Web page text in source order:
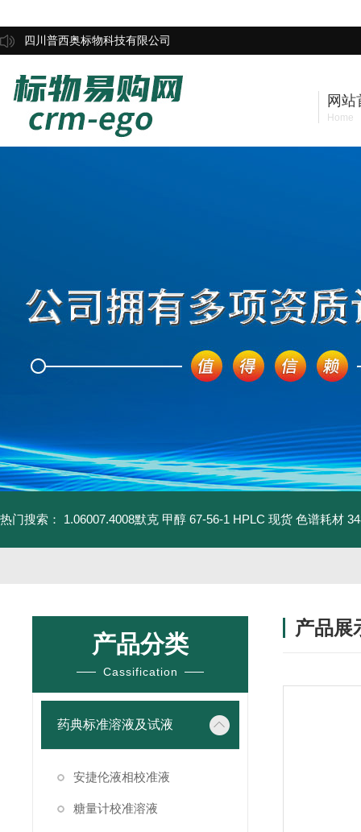
四川普西奥标物科技有限公司
网站
Home
热门搜索： 1.06007.4008默克 甲醇 67-56-1 HPLC 现货 色谱耗材
产品分类
Cassification
药典标准溶液及试液
安捷伦液相校准液
糖量计校准溶液
产品展